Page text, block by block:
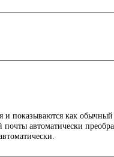
и показываются как обычный
автоматически